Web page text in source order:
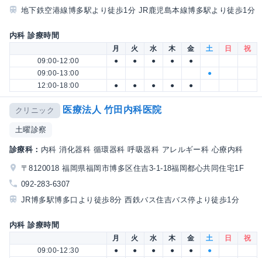
地下鉄空港線博多駅より徒歩1分 JR鹿児島本線博多駅より徒歩1分
内科 診療時間
月 火 水 木 金 土 日
祝
09:00-12:00
● ● ● ●
●
09:00-13:00
●
12:00-18:00
● ● ● ● ●
クリニック 医療法人 竹田内科医院
土曜診察
診療科： 内科 消化器科 循環器科 呼吸器科 アレルギー科 心療内科
〒8120018 福岡県福岡市博多区住吉3-1-18福岡都心共同住宅1F
092-283-6307
JR博多駅博多口より徒歩8分 西鉄バス住吉バス停より徒歩1分
内科 診療時間
月 火 水 木 金 土 日
祝
09:00-12:30
● ● ● ● ●
●